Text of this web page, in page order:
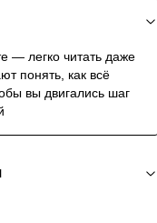
— легко читать даже
понять, как всё
вы двигались шаг